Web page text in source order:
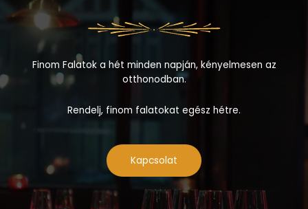
Finom Falatok a hét minden napján, kényelmesen az
otthonodban.
Rendelj, finom falatokat egész hétre.
Kapcsolat